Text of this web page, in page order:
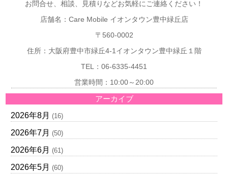
お問合せ、相談、見積りなどお気軽にご連絡ください！
店舗名：Care Mobile イオンタウン豊中緑丘店
〒560-0002
住所：大阪府豊中市緑丘4-1イオンタウン豊中緑丘１階
TEL：06-6335-4451
営業時間：10:00～20:00
アーカイブ
2026年8月 (16)
2026年7月 (50)
2026年6月 (61)
2026年5月 (60)